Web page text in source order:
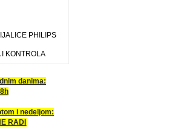
PHILIPS
I KONTROLA
danima:
i nedeljom:
RADI